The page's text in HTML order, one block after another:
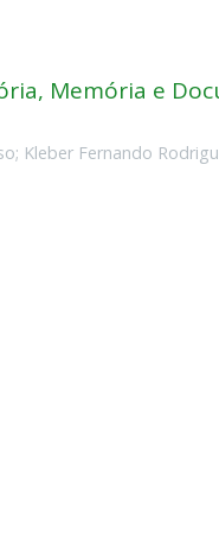
Memória e
; Kleber Fernando